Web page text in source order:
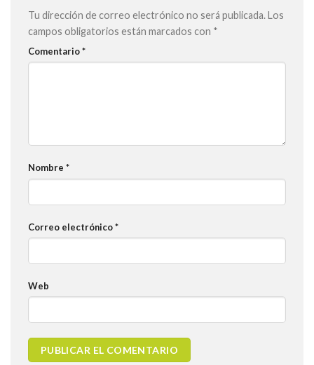
Tu dirección de correo electrónico no será publicada.Los
campos obligatorios están marcados con *
Comentario*
Nombre *
Correo electrónico*
Web